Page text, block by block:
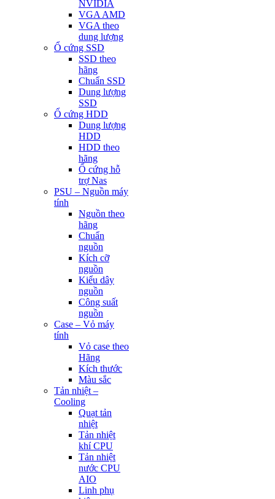
NVIDIA
VGA AMD
VGA theo
dung lượng
Ổ cứng SSD
SSD theo
hãng
Chuẩn SSD
Dung lượng
SSD
Ổ cứng HDD
Dung lượng
HDD
HDD theo
hãng
Ổ cứng hỗ
trợ Nas
PSU – Nguồn máy
tính
Nguồn theo
hãng
Chuẩn
nguồn
Kích cỡ
nguồn
Kiểu dây
nguồn
Công suất
nguồn
Case – Vỏ máy
tính
Vỏ case theo
Hãng
Kích thước
Màu sắc
Tản nhiệt –
Cooling
Quạt tản
nhiệt
Tản nhiệt
khí CPU
Tản nhiệt
nước CPU
AIO
Linh phụ